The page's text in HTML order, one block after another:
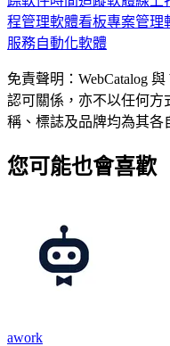
程管理軟體看板專案管理
服務自動化軟體
免責聲明：WebCatalog
認可關係，亦不以任何方
稱、標誌及品牌均為其各
您可能也會喜歡
awork